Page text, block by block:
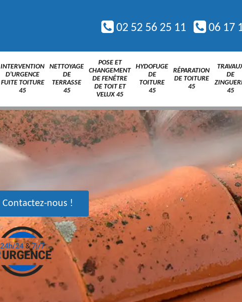
02 52 56 25 11 06 17
INTERVENTION
D'URGENCE
FUITE TOITURE
45
NETTOYAGE
DE
TERRASSE
45
POSE ET
CHANGEMENT
DE FENÊTRE
DE TOIT ET
VELUX 45
HYDOFUGE
DE
TOITURE
45
RÉPARATION
DE TOITURE
45
DE
45
Contactez-nous !